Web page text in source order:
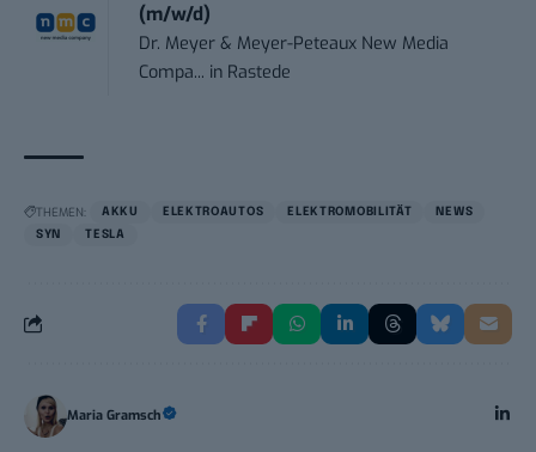
(m/w/d)
Dr. Meyer & Meyer-Peteaux New Media
Compa... in Rastede
THEMEN: AKKU ELEKTROAUTOS ELEKTROMOBILITÄT
NEWS
SYN
TESLA
Maria Gramsch